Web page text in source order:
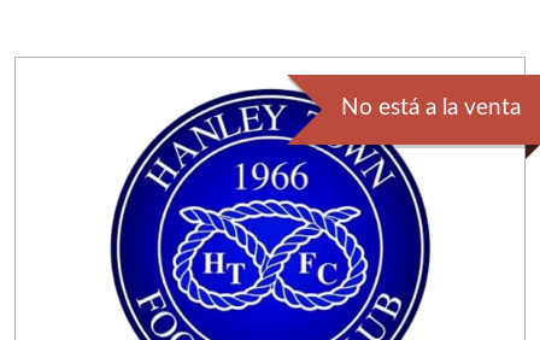
No está a la venta